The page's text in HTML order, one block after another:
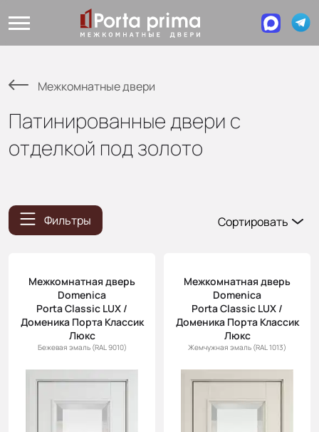
Межкомнатные двери
Патинированные двери с
отделкой под золото
Фильтры
Сортировать
(возр.)
Цена (убыв.)
Cначала
новинки
скидки
Межкомнатная дверь
Domenica
Porta Classic LUX /
Доменика Порта Классик
Люкс
Бежевая эмаль (RAL 9010)
Межкомнатная дверь
Domenica
Porta Classic LUX /
Доменика Порта Классик
Люкс
Жемчужная эмаль (RAL 1013)